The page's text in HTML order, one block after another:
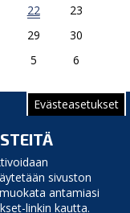
Evästeasetukset
sivuston
antamiasi
linkin kautta.
22
23
29
30
5
6